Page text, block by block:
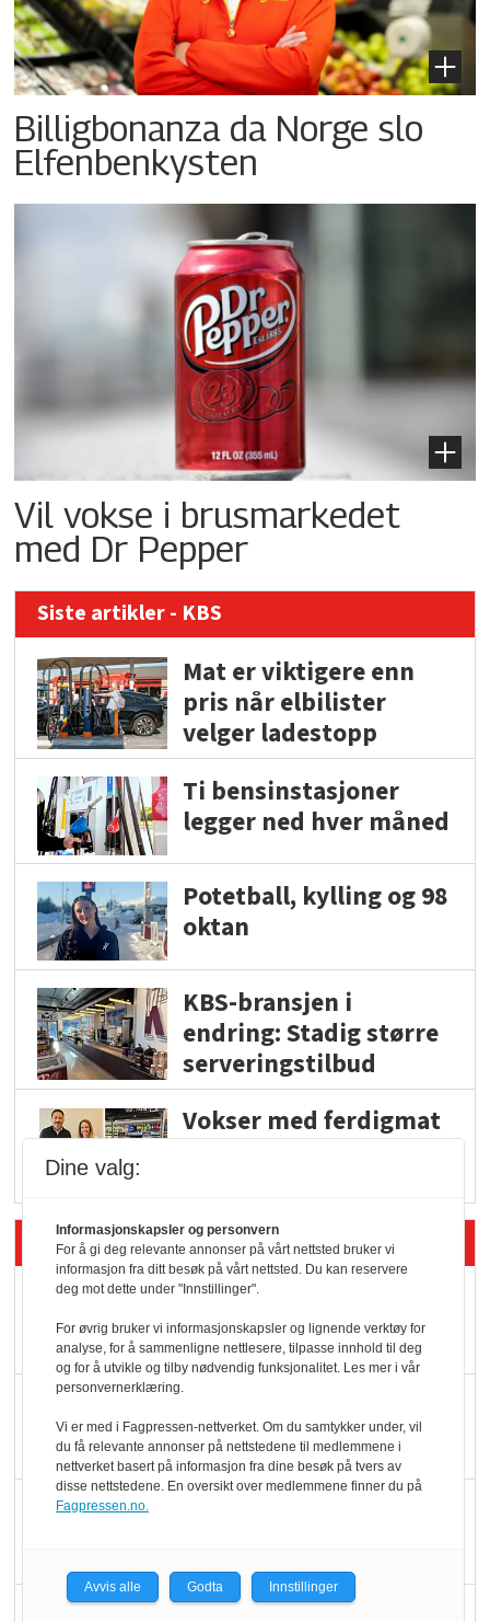
Billigbonanza da Norge slo
Elfenbenkysten
Vil vokse i brusmarkedet
med Dr Pepper
Siste artikler - KBS
Mat er viktigere enn
pris når elbilister
velger ladestopp
Ti bensinstasjoner
legger ned hver måned
Potetball, kylling og 98
oktan
KBS-bransjen i
endring: Stadig større
serveringstilbud
Vokser med ferdigmat
Siste artikler - Butikk i praksis
Rema-flaggskip
dundrer videre
ølsalget
Dine valg:
Informasjonskapsler og personvern
For å gi deg relevante annonser på vårt nettsted bruker vi
informasjon fra ditt besøk på vårt nettsted. Du kan reservere
deg mot dette under "Innstillinger".
For øvrig bruker vi informasjonskapsler og lignende verktøy for
analyse, for å sammenligne nettlesere, tilpasse innhold til deg
og for å utvikle og tilby nødvendig funksjonalitet. Les mer i vår
personvernerklæring.
Vi er med i Fagpressen-nettverket. Om du samtykker under, vil
du få relevante annonser på nettstedene til medlemmene i
nettverket basert på informasjon fra dine besøk på tvers av
disse nettstedene. En oversikt over medlemmene finner du på
Fagpressen.no.
Avvis alle Godta Innstillinger